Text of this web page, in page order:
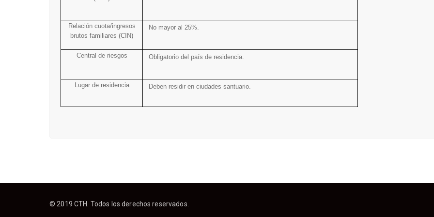
Relación cuota/ingresos
brutos familiares (CIN)
No mayor al 25%.
Central de riesgos Obligatorio del país de residencia.
Lugar de residencia Deben residir en ciudades santuario.
© 2019 CTH. Todos los derechos reservados.